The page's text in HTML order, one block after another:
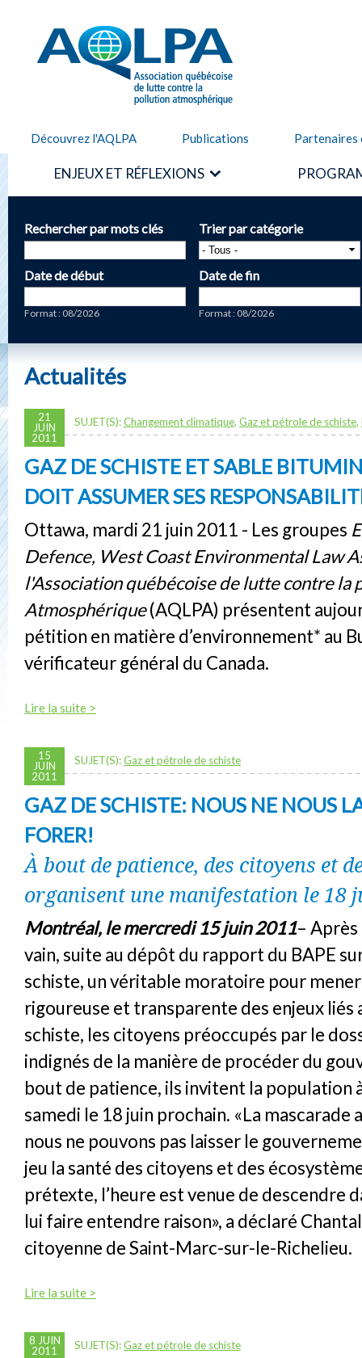
AQLPA
Découvrez l'AQLPA Publications Partenaires
ENJEUX ET RÉFLEXIONS
Rechercher par mots clés Trier par catégorie
Date de début
Format : 08/2026
Date de fin
Format : 08/2026
Actualités
21
JUIN
2011
SUJET(S):Changement climatique, Gaz et pétrole de schiste,
GAZ DE SCHISTE ET SABLE
DOIT ASSUMER SES
Ottawa, mardi 21 juin 2011 - Les groupes
Defence, West Coast Environmental Law
l'Association québécoise de lutte contre la
Atmosphérique(AQLPA) présentent
pétition en matière d’environnement* au
vérificateur général du Canada.
Lire la suite >
15
JUIN
2011
SUJET(S):Gaz et pétrole de schiste
GAZ DE SCHISTE: NOUS NE NOUS
FORER!
À bout de patience, des citoyens et
organisent une manifestation le 18
Montréal, le mercredi 15 juin 2011– Après
vain, suite au dépôt du rapport du BAPE
schiste, un véritable moratoire pour
rigoureuse et transparente des enjeux liés
schiste, les citoyens préoccupés par le
indignés de la manière de procéder du
bout de patience, ils invitent la population
samedi le 18 juin prochain. «La mascarade
nous ne pouvons pas laisser le
jeu la santé des citoyens et des
prétexte, l’heure est venue de descendre
lui faire entendre raison», a déclaré
citoyenne de Saint-Marc-sur-le-Richelieu.
Lire la suite >
8 JUIN
2011
SUJET(S):Gaz et pétrole de schiste